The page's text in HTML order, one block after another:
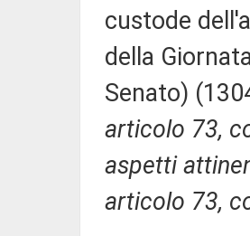
custode
della
Senato)
articolo 73,
aspetti
articolo 73,